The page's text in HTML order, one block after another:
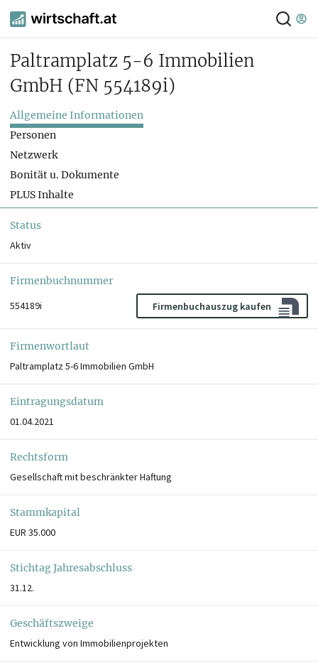
Paltramplatz 5-6 Immobilien
GmbH (FN 554189i)
Allgemeine Informationen
Personen
Netzwerk
Bonität u. Dokumente
PLUS Inhalte
Status
Aktiv
Firmenbuchnummer
554189i
Firmenbuchauszug kaufen
Firmenwortlaut
Paltramplatz 5-6 Immobilien GmbH
Eintragungsdatum
01.04.2021
Rechtsform
Gesellschaft mit beschränkter Haftung
Stammkapital
EUR 35.000
Stichtag Jahresabschluss
31.12.
Geschäftszweige
Entwicklung von Immobilienprojekten